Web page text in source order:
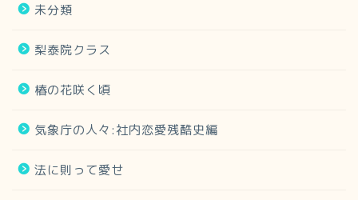
未分類
梨泰院クラス
椿の花咲く頃
気象庁の人々:社内恋愛残酷史編
法に則って愛せ